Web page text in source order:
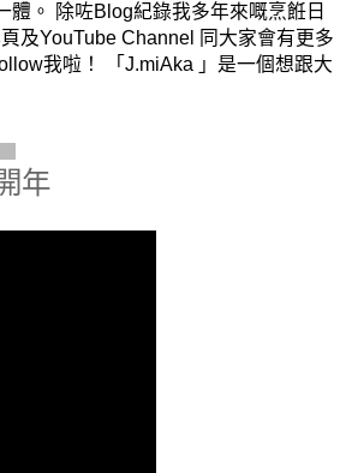
體。 除咗Blog紀錄我多年來嘅烹餁日
及YouTube Channel 同大家會有更多
我啦！ 「J.miAka 」是一個想跟大
年